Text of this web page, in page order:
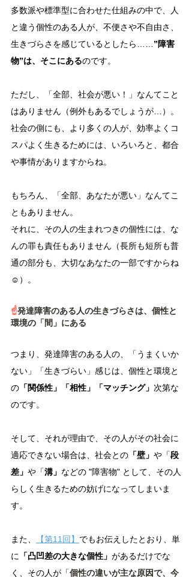
多数派や標準型に合わせた仕組みの中で、人
と違う個性のある人が、不便さや不自由さ、
生きづらさを感じているとしたら……”障害
物”は、そこにあるのです。
ただし、「全部、社会が悪い！」なんてこと
はありません（例外もあるでしょうが…）。
社会の側にも、より多くの人が、効率よくコ
スパよく生きるためには、いろいろと、都合
や事情がありますからね。
もちろん、「全部、あなたが悪い」なんてこ
ともありません。
それに、その人の生まれつきの個性には、な
んの罪も責任もありません（長所も短所も普
通の部分も、大切なあなたの一部ですからね
☺️）。
☝️発達障害のある人の生きづらさは、個性と
環境の「間」にある
つまり、発達障害のある人の、「うまくいか
ない」「生きづらい」感じは、個性と環境と
の 「関係性」「相性」「マッチング」 次第な
のです。
そして、それが理由で、その人がその社会に
適応できない場合は、社会との 「壁」 や「段
差」 や「溝」 などの "障害物" として、その人
らしく生きるための妨げになってしまいま
す。
また、 【第11回】 でもお伝えしたとおり、単
に 「凸凹差の大きな個性」 があるだけでな
く、その人が「個性の違いが主な原因で、今